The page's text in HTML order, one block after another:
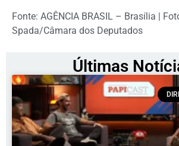
Fonte: AGÊNCIA BRASIL – Brasília |
Spada/Câmara dos Deputados
Últimas